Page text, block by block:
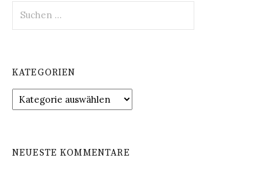
n
n
KATEGORIEN
a
g
NEUESTE KOMMENTARE